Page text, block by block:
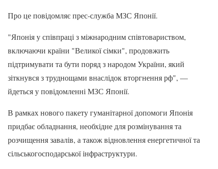
Про це повідомляє прес-служба МЗС Японії.
"Японія у співпраці з міжнародним співтовариством,
включаючи країни "Великої сімки", продовжить
підтримувати та бути поряд з народом України, який
зіткнувся з труднощами внаслідок вторгнення рф", —
йдеться у повідомленні МЗС Японії.
В рамках нового пакету гуманітарної допомоги Японія
придбає обладнання, необхідне для розмінування та
розчищення завалів, а також відновлення енергетичної та
сільськогосподарської інфраструктури.